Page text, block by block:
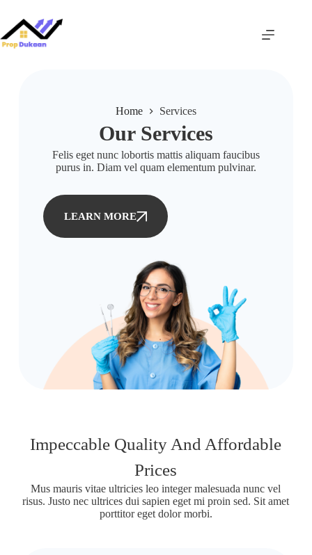
Home Services
Our Services
Felis eget nunc lobortis mattis aliquam faucibus
purus in. Diam vel quam elementum pulvinar.
LEARN MORE
Impeccable Quality And Affordable
Prices
Mus mauris vitae ultricies leo integer malesuada nunc vel
risus. Justo nec ultrices dui sapien eget mi proin sed. Sit amet
porttitor eget dolor morbi.